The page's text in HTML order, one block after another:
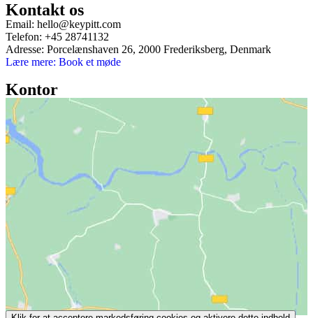
Kontakt os
Email: hello@keypitt.com
Telefon: +45 28741132
Adresse: Porcelænshaven 26, 2000 Frederiksberg, Denmark
Lære mere: Book et møde
Kontor